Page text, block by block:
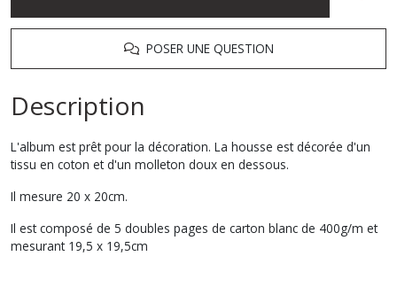
POSER UNE QUESTION
Description
L'album est prêt pour la décoration. La housse est décorée d'un
tissu en coton et d'un molleton doux en dessous.
Il mesure 20 x 20cm.
Il est composé de 5 doubles pages de carton blanc de 400g/m et
mesurant 19,5 x 19,5cm